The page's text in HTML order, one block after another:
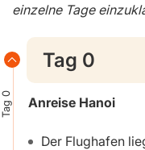
einzelne Tage
Tag 0
Tag 0
Anreise Hanoi
Der Flughafen